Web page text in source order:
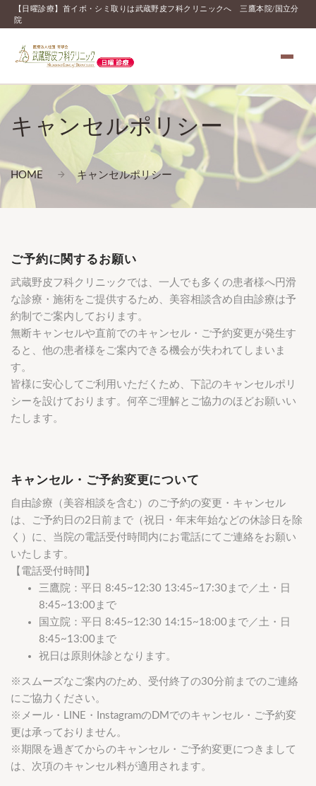
【日曜診療】首イボ・シミ取りは武蔵野皮フ科クリニックへ 三鷹本院/国立分
院
キャンセルポリシー
HOME キャンセルポリシー
ご予約に関するお願い
武蔵野皮フ科クリニックでは、一人でも多くの患者様へ円滑
な診療・施術をご提供するため、美容相談含め自由診療は予
約制でご案内しております。
無断キャンセルや直前でのキャンセル・ご予約変更が発生す
ると、他の患者様をご案内できる機会が失われてしまいま
す。
皆様に安心してご利用いただくため、下記のキャンセルポリ
シーを設けております。何卒ご理解とご協力のほどお願いい
たします。
キャンセル・ご予約変更について
自由診療（美容相談を含む）のご予約の変更・キャンセル
は、ご予約日の2日前まで（祝日・年末年始などの休診日を除
く）に、当院の電話受付時間内にお電話にてご連絡をお願い
いたします。
【電話受付時間】
三鷹院：平日 8:45~12:30 13:45~17:30まで／土・日
8:45~13:00まで
国立院：平日 8:45~12:30 14:15~18:00まで／土・日
8:45~13:00まで
祝日は原則休診となります。
※スムーズなご案内のため、受付終了の30分前までのご連絡
にご協力ください。
※メール・LINE・InstagramのDMでのキャンセル・ご予約変
更は承っておりません。
※期限を過ぎてからのキャンセル・ご予約変更につきまして
は、次項のキャンセル料が適用されます。